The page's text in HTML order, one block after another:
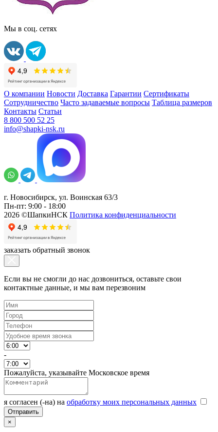
Мы в соц. сетях
О компании Новости Доставка Гарантии Сертификаты
Сотрудничество Часто задаваемые вопросы Таблица размеров
Контакты Статьи
8 800 500 52 25
info@shapki-nsk.ru
г. Новосибирск, ул. Воинская 63/3
Пн-пт: 9:00 - 18:00
2026 ©ШапкиНСК Политика конфиденциальности
заказать обратный звонок
Если вы не смогли до нас дозвониться, оставьте свои
контактные данные, и мы вам перезвоним
-
Пожалуйста, указывайте Московское время
я согласен (-на) на обработку моих персональных данных
×